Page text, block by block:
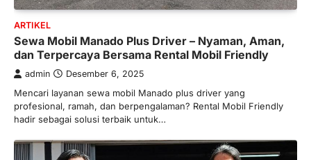
ARTIKEL
Sewa Mobil Manado Plus Driver – Nyaman, Aman,
dan Terpercaya Bersama Rental Mobil Friendly
admin Desember 6, 2025
Mencari layanan sewa mobil Manado plus driver yang
profesional, ramah, dan berpengalaman? Rental Mobil Friendly
hadir sebagai solusi terbaik untuk…